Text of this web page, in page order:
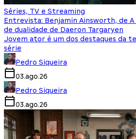
Séries, TV e Streaming
Entrevista: Benjamin Ainsworth, de A
de dualidade de Daeron Targaryen
Jovem ator é um dos destaques da
série
Pedro Siqueira
03.ago.26
Pedro Siqueira
03.ago.26